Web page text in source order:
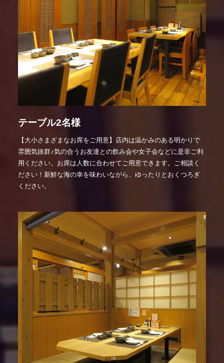
テーブル2名様
【大小さまざまなお席をご用意】店内は温かみのある明かりで
雰囲気抜群♪気の合うお友達との飲み会や女子会などに是非ご利
用ください。お席は人数に合わせてご用意できます。ご相談く
ださい！新鮮な海の幸を味わいながら、ゆったりとおくつろぎ
ください。